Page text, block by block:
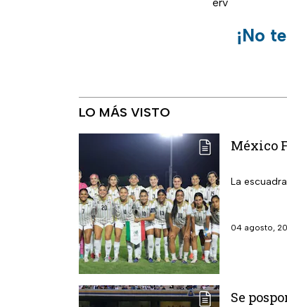
erv
¡No
LO MÁS VISTO
México
La
04 agosto,
Se